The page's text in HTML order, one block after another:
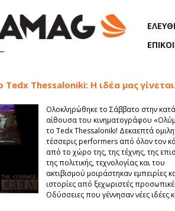
Thessaloniki: Η ιδέα μας γίνεται
Ολοκληρώθηκε το Σάββατο στην
αίθουσα του κινηματογράφου
το Tedx Thessaloniki! Δεκαεπτά
τέσσερις performers από όλον τον
από το χώρο της, της τέχνης, της
της πολιτικής, τεχνολογίας και του
ακτιβισμού μοιράστηκαν εμπειρίες
ιστορίες από ξεχωριστές
Οδύσσειες που γέννησαν νέες ιδέες